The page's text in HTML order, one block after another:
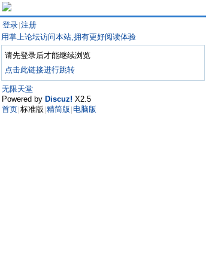
登录 注册
用掌上论坛访问本站,拥有更好阅读体验
请先登录后才能继续浏览
点击此链接进行跳转
无限天堂
Powered by Discuz! X2.5
首页 标准版 精简版 电脑版